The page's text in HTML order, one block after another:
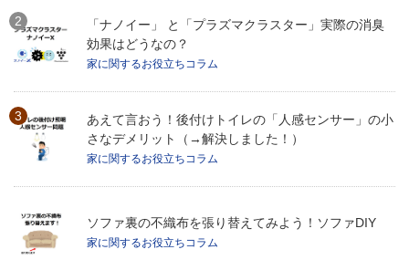
「ナノイー」 と「プラズマクラスター」実際の消臭
効果はどうなの？
家に関するお役立ちコラム
あえて言おう！後付けトイレの「人感センサー」の小
さなデメリット（→解決しました！）
家に関するお役立ちコラム
ソファ裏の不織布を張り替えてみよう！ソファDIY
家に関するお役立ちコラム